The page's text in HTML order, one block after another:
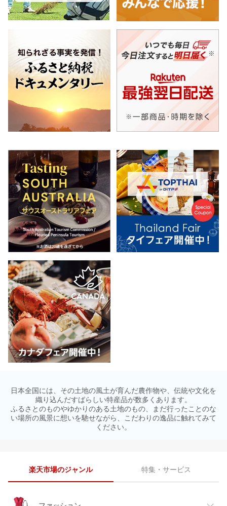
日本全国には、その土地の風土が育んだ農作物や、伝統や文化を
織り込んだすばらしい特産品が数多くあります。
ふるさとのものやゆかりのある土地のもの、まだ行ったことのな
い場所の風景に想いを馳せながら、こだわりの逸品に触れてみて
ください。
楽天市場のジャンル 特集・サービス